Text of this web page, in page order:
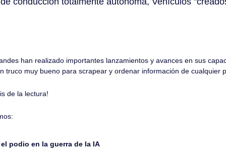
han realizado importantes lanzamientos y avances en sus
truco muy bueno para scrapear y ordenar información de cualquier
de la lectura!
podio en la guerra de la IA